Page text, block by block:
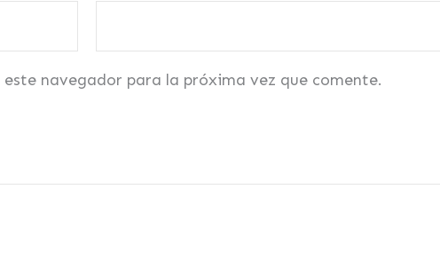
navegador para la próxima vez que comente.